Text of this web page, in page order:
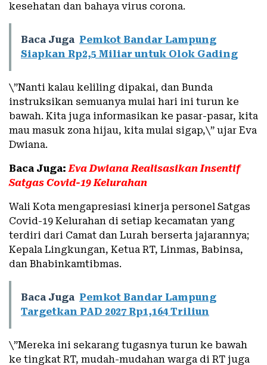
kesehatan dan bahaya virus corona.
Baca Juga Pemkot Bandar Lampung
Siapkan Rp2,5 Miliar untuk Olok Gading
\”Nanti kalau keliling dipakai, dan Bunda
instruksikan semuanya mulai hari ini turun ke
bawah. Kita juga informasikan ke pasar-pasar, kita
mau masuk zona hijau, kita mulai sigap,\” ujar Eva
Dwiana.
Baca Juga:Eva Dwiana Realisasikan Insentif
Satgas Covid-19 Kelurahan
Wali Kota mengapresiasi kinerja personel Satgas
Covid-19 Kelurahan di setiap kecamatan yang
terdiri dari Camat dan Lurah berserta jajarannya;
Kepala Lingkungan, Ketua RT, Linmas, Babinsa,
dan Bhabinkamtibmas.
Baca Juga Pemkot Bandar Lampung
Targetkan PAD 2027 Rp1,164 Triliun
\”Mereka ini sekarang tugasnya turun ke bawah
ke tingkat RT, mudah-mudahan warga di RT juga